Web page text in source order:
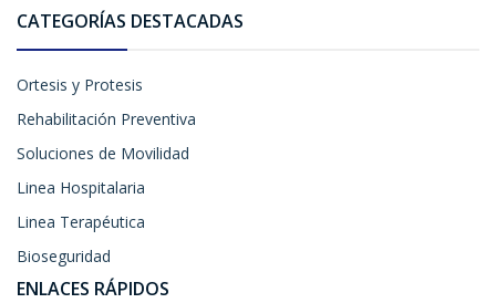
CATEGORÍAS DESTACADAS
Ortesis y Protesis
Rehabilitación Preventiva
Soluciones de Movilidad
Linea Hospitalaria
Linea Terapéutica
Bioseguridad
ENLACES RÁPIDOS